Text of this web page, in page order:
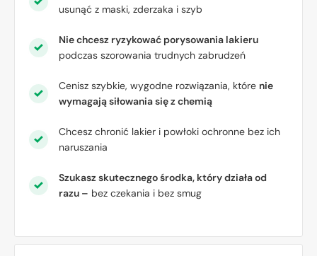
usunąć z maski, zderzaka i szyb
Nie chcesz ryzykować porysowania lakieru
podczas szorowania trudnych zabrudzeń
Cenisz szybkie, wygodne rozwiązania, które nie
wymagają siłowania się z chemią
Chcesz chronić lakier i powłoki ochronne bez ich
naruszania
Szukasz skutecznego środka, który działa od
razu – bez czekania i bez smug